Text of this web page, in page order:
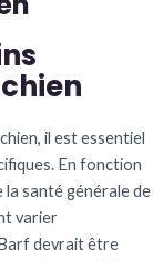
il est essentiel
En fonction
la santé générale de
varier
devrait être